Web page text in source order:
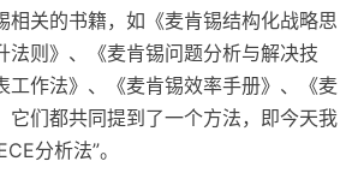
相关的书籍，如《麦肯锡结构化战略思
法则》、《麦肯锡问题分析与解决技
工作法》、《麦肯锡效率手册》、《麦
它们都共同提到了一个方法，即今天我
分析法”。